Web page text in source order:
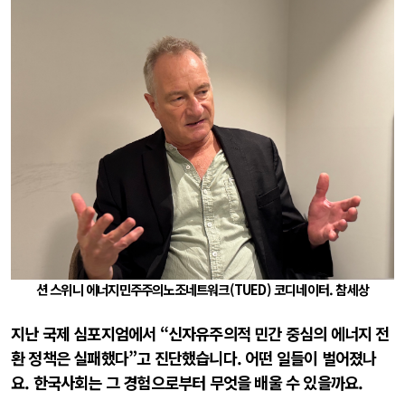
션 스위니 에너지민주주의노조네트워크(TUED) 코디네이터. 참세상
지난 국제 심포지엄에서 “신자유주의적 민간 중심의 에너지 전
환 정책은 실패했다”고 진단했습니다. 어떤 일들이 벌어졌나
요. 한국사회는 그 경험으로부터 무엇을 배울 수 있을까요.